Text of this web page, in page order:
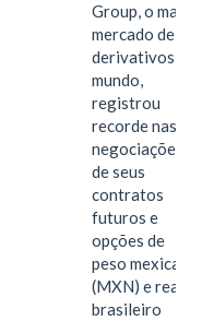
Group, o maior
mercado de
derivativos do
mundo,
registrou
recorde nas
negociações
de seus
contratos
futuros e
opções de
peso mexicano
(MXN) e real
brasileiro